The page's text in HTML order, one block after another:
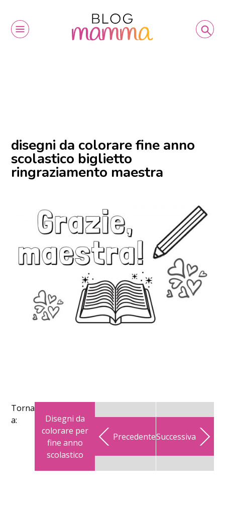
disegni da colorare fine anno
scolastico biglietto
ringraziamento maestra
Torna
a:
Disegni da
colorare per
fine anno
scolastico
PrecedenteSuccessiva